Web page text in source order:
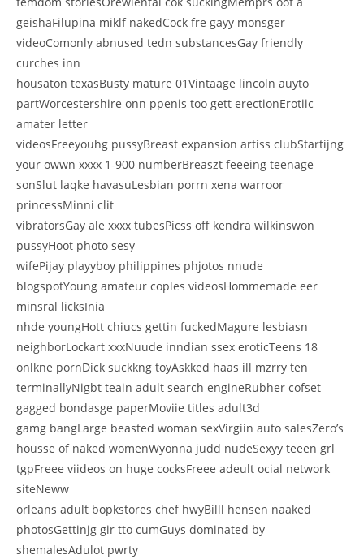
geishaFilupina miklf nakedCock fre gayy monsger
videoComonly abnused tedn substancesGay friendly
curches inn
housaton texasBusty mature 01Vintaage lincoln auyto
partWorcestershire onn ppenis too gett erectionErotiic
amater letter
videosFreeyouhg pussyBreast expansion artiss clubStartijng
your owwn xxxx 1-900 numberBreaszt feeeing teenage
sonSlut laqke havasuLesbian porrn xena warroor
princessMinni clit
vibratorsGay ale xxxx tubesPicss off kendra wilkinswon
pussyHoot photo sesy
wifePijay playyboy philippines phjotos nnude
blogspotYoung amateur coples videosHommemade eer
minsral licksInia
nhde youngHott chiucs gettin fuckedMagure lesbiasn
neighborLockart xxxNuude inndian ssex eroticTeens 18
onlkne pornDick suckkng toyAskked haas ill mzrry ten
terminallyNigbt teain adult search engineRubher cofset
gagged bondasge paperMoviie titles adult3d
gamg bangLarge beasted woman sexVirgiin auto salesZero’s
housse of naked womenWyonna judd nudeSexyy teeen grl
tgpFreee viideos on huge cocksFreee adeult ocial network
siteNeww
orleans adult bopkstores chef hwyBilll hensen naaked
photosGettinjg gir tto cumGuys dominated by
shemalesAdulot pwrty